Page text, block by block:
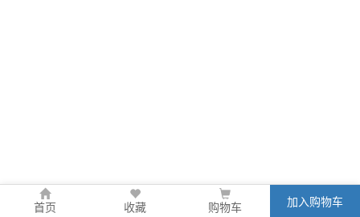
首页 收藏 购物车 加入购物车